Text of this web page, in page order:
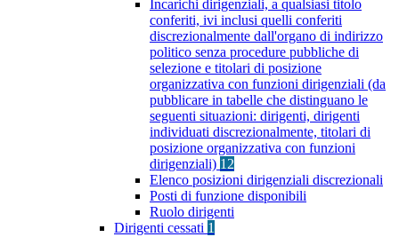
Incarichi dirigenziali, a qualsiasi titolo
conferiti, ivi inclusi quelli conferiti
discrezionalmente dall'organo di indirizzo
politico senza procedure pubbliche di
selezione e titolari di posizione
organizzativa con funzioni dirigenziali (da
pubblicare in tabelle che distinguano le
seguenti situazioni: dirigenti, dirigenti
individuati discrezionalmente, titolari di
posizione organizzativa con funzioni
dirigenziali) 12
Elenco posizioni dirigenziali discrezionali
Posti di funzione disponibili
Ruolo dirigenti
Dirigenti cessati 1